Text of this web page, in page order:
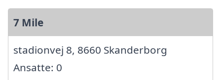
7 Mile
stadionvej 8, 8660 Skanderborg
Ansatte: 0